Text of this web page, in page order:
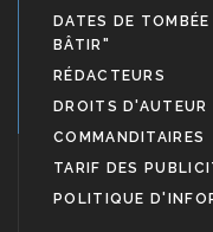
DATES DE
BÂTIR"
RÉDACTEURS
DROITS D'AUTEUR
COMMANDITAIRES
TARIF DES
POLITIQUE